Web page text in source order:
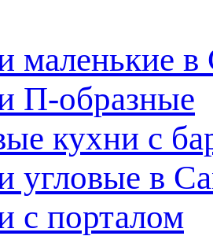
маленькие в
П-образные
кухни с
угловые в
с порталом